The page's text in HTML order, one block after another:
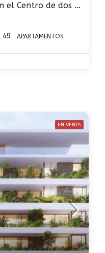
Apartamento en venta en el Centro de dos Dormitorios a Estrenar
49 APARTAMENTOS
EN VENTA